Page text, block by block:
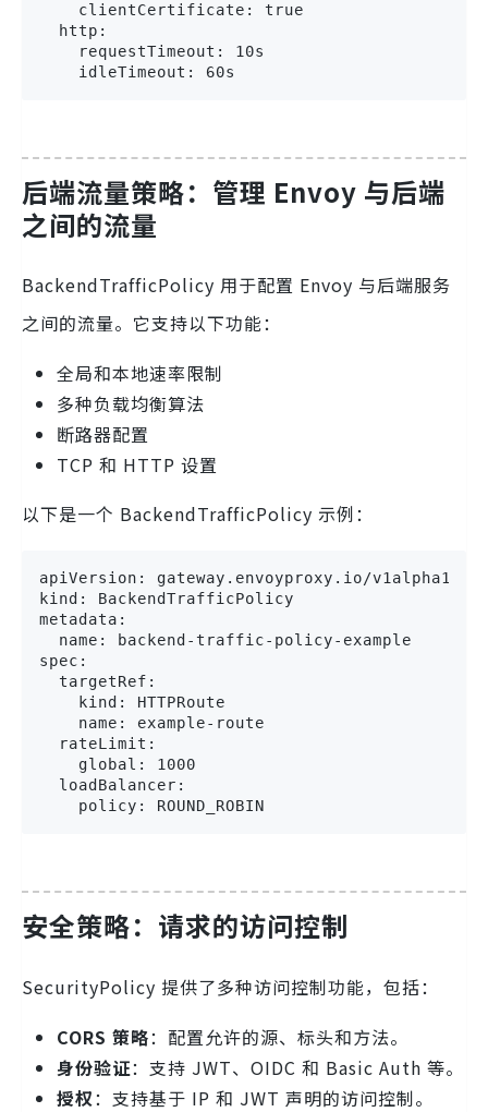
    clientCertificate: true
  http:
    requestTimeout: 10s
    idleTimeout: 60s
后端流量策略：管理 Envoy 与后端
之间的流量
BackendTrafficPolicy 用于配置 Envoy 与后端服务
之间的流量。它支持以下功能：
全局和本地速率限制
多种负载均衡算法
断路器配置
TCP 和 HTTP 设置
以下是一个 BackendTrafficPolicy 示例：
apiVersion: gateway.envoyproxy.io/v1alpha1
kind: BackendTrafficPolicy
metadata:
  name: backend-traffic-policy-example
spec:
  targetRef:
    kind: HTTPRoute
    name: example-route
  rateLimit:
    global: 1000
  loadBalancer:
    policy: ROUND_ROBIN
安全策略：请求的访问控制
SecurityPolicy 提供了多种访问控制功能，包括：
CORS 策略：配置允许的源、标头和方法。
身份验证：支持 JWT、OIDC 和 Basic Auth 等。
授权：支持基于 IP 和 JWT 声明的访问控制。